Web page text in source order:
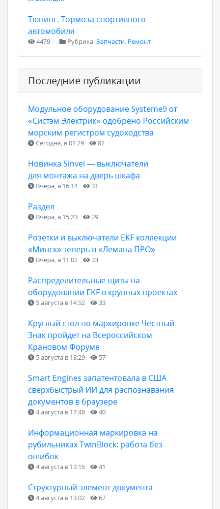
Тюнинг. Тормоза спортивного
автомобиля
4479 Рубрика:Запчасти. Ремонт
Последние публикации
Модульное оборудование Systeme9 от
«Систэм Электрик» одобрено Российским
морским регистром судоходства
Сегодня, в 01:29 82
Новинка Sinvel — выключатели
для монтажа на дверь шкафа
Вчера, в 16:14 31
Раздел
Вчера, в 15:23 29
Розетки и выключатели EKF коллекции
«Минск» теперь в «Лемана ПРО»
Вчера, в 11:02 33
Распределительные щиты на
оборудовании EKF в крупных проектах
5 августа в 14:52 33
Круглый стол по маркировке Честный
Знак пройдет на Всероссийском
Крановом Форуме
5 августа в 13:29 57
Smart Engines запатентовала в США
сверхбыстрый ИИ для распознавания
документов в браузере
4 августа в 17:48 40
Информационная маркировка на
рубильниках TwinBlock: работа без
ошибок
4 августа в 13:15 41
Структурный элемент документа
4 августа в 13:02 67